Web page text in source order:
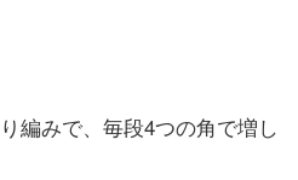
編みで、毎段4つの角で増し